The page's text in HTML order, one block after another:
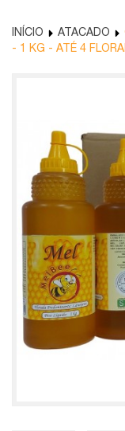
INÍCIO ATACADO
- 1 KG - ATÉ 4